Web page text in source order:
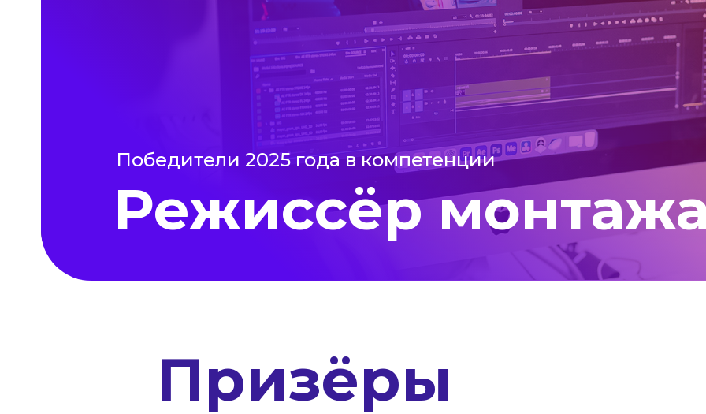
Режиссёр
Победители 2025 года в компетенции
Призёры